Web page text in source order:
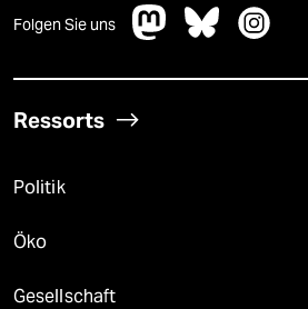
Folgen Sie uns
Ressorts
Politik
Öko
Gesellschaft